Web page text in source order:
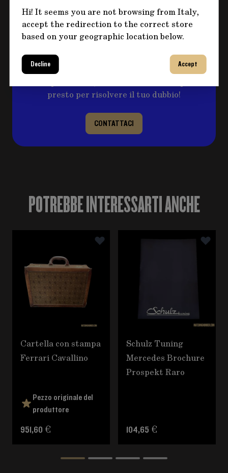
Hi! It seems you are not browsing from Italy,
accept the redirection to the correct store
based on your geographic location below.
Decline Accept
Hai bisogno di altre informazioni
Clicca sul pulsante per eventuali domande e
presto per risolvere il tuo dubbio!
CONTATTACI
POTREBBE INTERESSARTI ANCHE
È possibile navigare tra gli elementi del carosello
Premere per saltare il carosello
Cartella con stampa
Ferrari Cavallino
Pezzo originale del
produttore
951,60 €
Schulz Tuning
Mercedes Brochure
Prospekt Raro
104,65 €